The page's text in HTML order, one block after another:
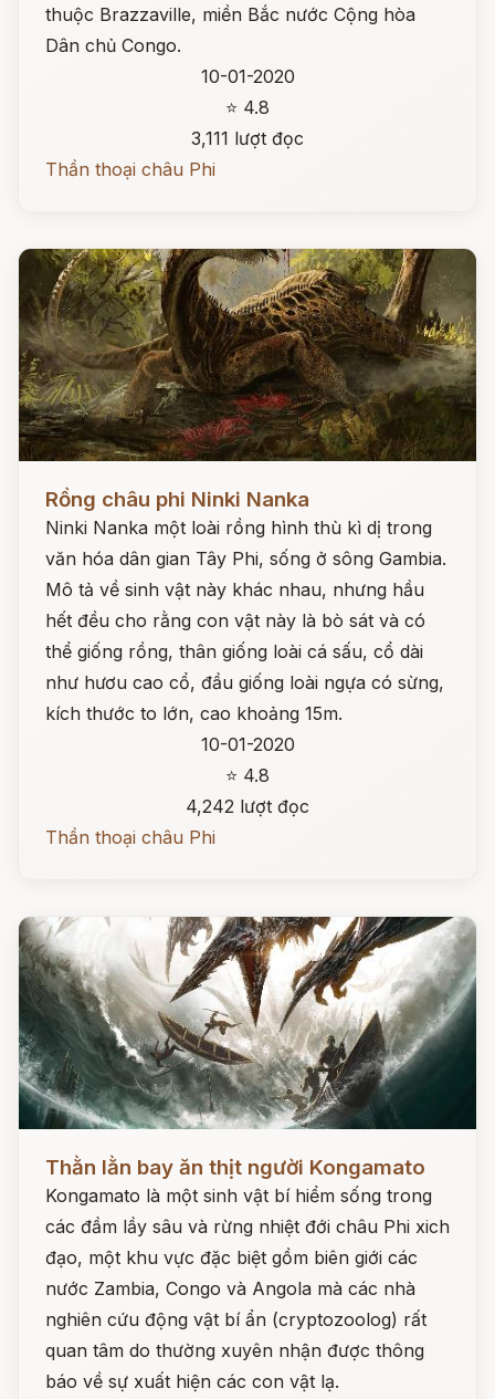
thuộc Brazzaville, miền Bắc nước Cộng hòa
Dân chủ Congo.
10-01-2020
⭐ 4.8
3,111 lượt đọc
Thần thoại châu Phi
Đọc ngay
Rồng châu phi Ninki Nanka
Ninki Nanka một loài rồng hình thù kì dị trong
văn hóa dân gian Tây Phi, sống ở sông Gambia.
Mô tả về sinh vật này khác nhau, nhưng hầu
hết đều cho rằng con vật này là bò sát và có
thể giống rồng, thân giống loài cá sấu, cổ dài
như hươu cao cổ, đầu giống loài ngựa có sừng,
kích thước to lớn, cao khoảng 15m.
10-01-2020
⭐ 4.8
4,242 lượt đọc
Thần thoại châu Phi
Đọc ngay
Thằn lằn bay ăn thịt người Kongamato
Kongamato là một sinh vật bí hiểm sống trong
các đầm lầy sâu và rừng nhiệt đới châu Phi xich
đạo, một khu vực đặc biệt gồm biên giới các
nước Zambia, Congo và Angola mà các nhà
nghiên cứu động vật bí ẩn (cryptozoolog) rất
quan tâm do thường xuyên nhận được thông
báo về sự xuất hiện các con vật lạ.